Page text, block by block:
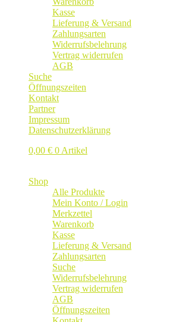
Kasse
Lieferung & Versand
Zahlungsarten
Widerrufsbelehrung
Vertrag widerrufen
AGB
Suche
Öffnungszeiten
Kontakt
Partner
Impressum
Datenschutzerklärung
0,00 € 0 Artikel
Shop
Alle Produkte
Mein Konto / Login
Merkzettel
Warenkorb
Kasse
Lieferung & Versand
Zahlungsarten
Suche
Widerrufsbelehrung
Vertrag widerrufen
AGB
Öffnungszeiten